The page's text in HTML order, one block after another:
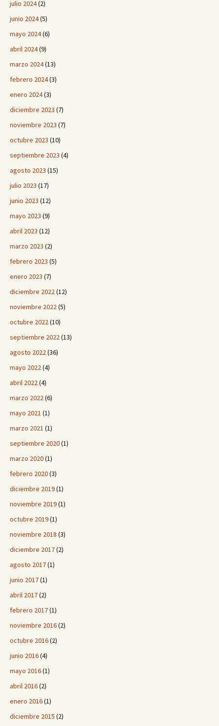
julio 2024(2)
junio 2024(5)
mayo 2024(6)
abril 2024(9)
marzo 2024(13)
febrero 2024(3)
enero 2024(3)
diciembre 2023 (7)
noviembre 2023 (7)
octubre 2023 (10)
septiembre 2023 (4)
agosto 2023 (15)
julio 2023 (17)
junio 2023 (12)
mayo 2023 (9)
abril 2023 (12)
marzo 2023 (2)
febrero 2023 (5)
enero 2023 (7)
diciembre 2022(12)
noviembre 2022(5)
octubre 2022(10)
septiembre 2022(13)
agosto 2022(36)
mayo 2022(4)
abril 2022(4)
marzo 2022(6)
mayo 2021 (1)
marzo 2021 (1)
septiembre 2020(1)
marzo 2020(1)
febrero 2020(3)
diciembre 2019(1)
noviembre 2019(1)
octubre 2019(1)
noviembre 2018 (3)
diciembre 2017(2)
agosto 2017(1)
junio 2017(1)
abril 2017(2)
febrero 2017(1)
noviembre 2016(2)
octubre 2016(2)
junio 2016(4)
mayo 2016(1)
abril 2016(2)
enero 2016(1)
diciembre 2015 (2)